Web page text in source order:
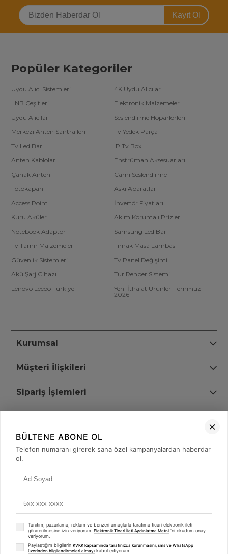
Kayıt Ol
Popüler Kategoriler
Uydu Alıcı Sistemleri
4K Uydu Alıcılar
LNB Çeşitleri
Elektronik Malzemeler
Uydu Alıcılar
Seslendirme Hoparlörleri
Merkezi Anten Santralleri
Tv Yedek Parça
Tv Led Bar
IP Tv Box
Anten Kabloları
Enstrüman Aksesuarları
Çanak Anten
Cami Seslendirme
Fotokapan
Askı Aparatları
Access Point
İnvertör Fiyatları
Kuru Aküler
Akım Korumalı Prizler
Notebook Adaptör
Samsung Led Bar
Tv Tamir Malzemeleri
Tırnak Masa Lambası
Güvenlik Sistemleri
Tv Panel Değişimi
Akü Şarj Cihazı
Tur Rehber Sistemi
Lenovo Lecoo Türkiye
Yeni İthalat Ürünleri Temmuz
2026
Kurumsal
Müşteri İlişkileri
Sipariş İşlemleri
+90 (850) 473 08 08
BÜLTENE ABONE OL
Telefon numaranı girerek sana özel kampanyalardan haberdar
ol.
Tanıtım, pazarlama, reklam ve benzeri amaçlarla tarafıma ticari elektronik ileti
gönderilmesine izin veriyorum. Elektronik Ticari İleti Aydınlatma Metni 'ni okudum onay
veriyorum.
Paylaştığım bilgilerin KVKK kapsamında tarafınızca korunmasını, sms ve WhatsApp
üzerinden bilgilendirmeleri almayı kabul ediyorum.